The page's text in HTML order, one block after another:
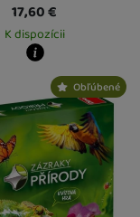
17,60€
K dispozícii
dostanete?
vo výdajnom mieste
17. 8.
Obľúbené